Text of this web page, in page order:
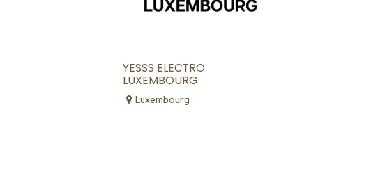
YESSS ELECTRO
LUXEMBOURG
Luxembourg